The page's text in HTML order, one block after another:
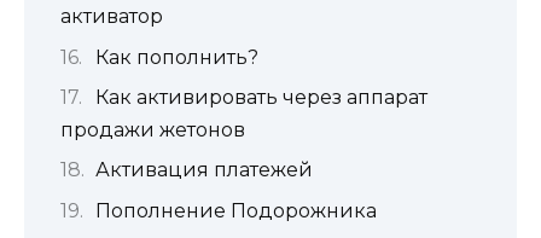
активатор
Как пополнить?
Как активировать через аппарат
продажи жетонов
Активация платежей
Пополнение Подорожника